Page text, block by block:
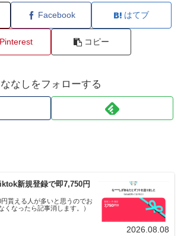
Facebook はてブ
Pinterest コピー
ななしをフォローする
新規登録で即7,750円
貰える人が多いと思うのでお
くなったら記事消します。）
2026.08.08